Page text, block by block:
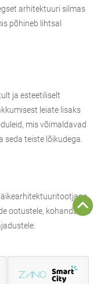
arhitektuuri silmas
põhineb lihtsal
ja esteetiliselt
leiate lisaks
mis võimaldavad
seda teiste lõikudega.
tootjana
ootustele, kohandades